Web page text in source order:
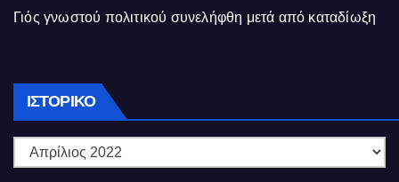
Γιός γνωστού πολιτικού συνελήφθη μετά από καταδίωξη
ΙΣΤΟΡΙΚΌ Ιστορικό